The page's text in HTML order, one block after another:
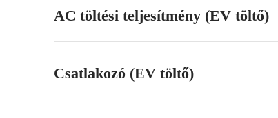
AC töltési teljesítmény (EV töltő)
Csatlakozó (EV töltő)